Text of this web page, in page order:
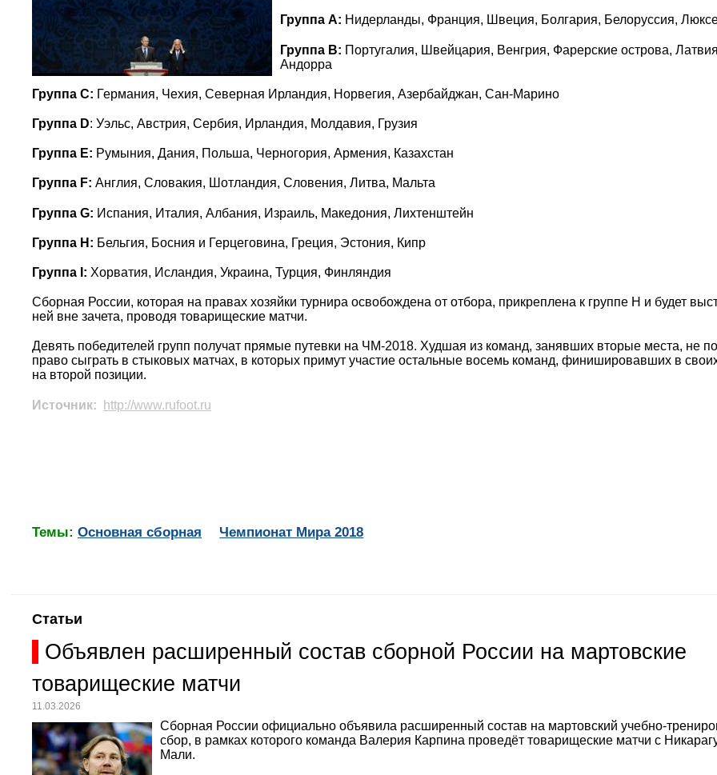
Группа A: Нидерланды, Франция, Швеция, Болгария, Белоруссия,
Группа B: Португалия, Швейцария, Венгрия, Фарерские острова,
Андорра
Группа C: Германия, Чехия, Северная Ирландия, Норвегия, Азербайджан, Сан-Марино
Группа D: Уэльс, Австрия, Сербия, Ирландия, Молдавия, Грузия
Группа E: Румыния, Дания, Польша, Черногория, Армения, Казахстан
Группа F: Англия, Словакия, Шотландия, Словения, Литва, Мальта
Группа G: Испания, Италия, Албания, Израиль, Македония, Лихтенштейн
Группа H: Бельгия, Босния и Герцеговина, Греция, Эстония, Кипр
Группа I: Хорватия, Исландия, Украина, Турция, Финляндия
Сборная России, которая на правах хозяйки турнира освобождена от отбора, прикреплена к группе Н и будет
ней вне зачета, проводя товарищеские матчи.
Девять победителей групп получат прямые путевки на ЧМ-2018. Худшая из команд, занявших вторые места, не
право сыграть в стыковых матчах, в которых примут участие остальные восемь команд, финишировавших в
на второй позиции.
Источник: http://www.rufoot.ru
Темы: Основная сборная Чемпионат Мира 2018
Статьи
Объявлен расширенный состав сборной России на мартовские
товарищеские матчи
11.03.2026
Сборная России официально объявила расширенный состав на мартовский учебно-
сбор, в рамках которого команда Валерия Карпина проведёт товарищеские матчи с
Мали.